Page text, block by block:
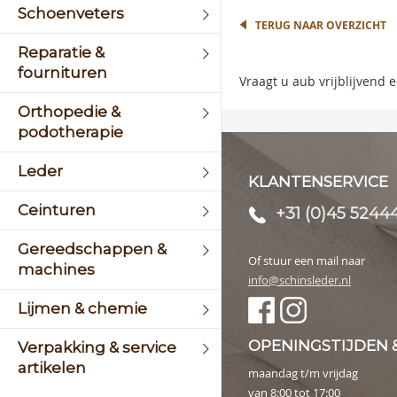
Schoenveters
Reparatie &
fournituren
Orthopedie &
podotherapie
Leder
Ceinturen
Gereedschappen &
machines
Lijmen & chemie
Verpakking & service
artikelen
TERUG NAAR OVERZICHT
Vraagt u aub vrijblijvend
KLANTENSERVICE
+31 (0)45
Of stuur een mail naar
info@schinsleder.nl
OPENINGSTIJDEN
maandag t/m vrijdag
van 8:00 tot 17:00